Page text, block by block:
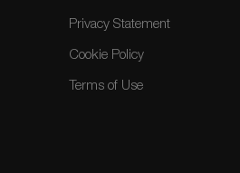
Privacy Statement
Cookie Policy
Terms of Use